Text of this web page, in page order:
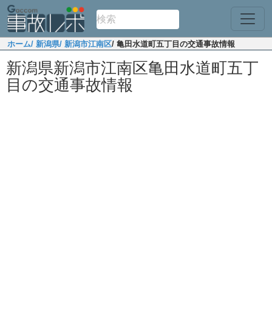
ホーム/ 新潟県/ 新潟市江南区/ 亀田水道町五丁目の交通事故情報
新潟県新潟市江南区亀田水道町五丁
目の交通事故情報